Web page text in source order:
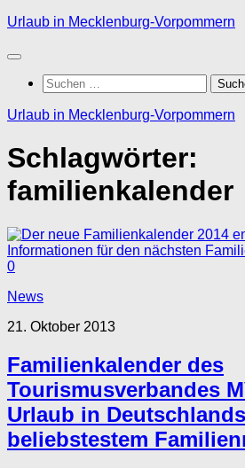
Zum
springen
Urlaub in Mecklenburg-Vorpommern
Suchen
nach:
Urlaub in Mecklenburg-Vorpommern
Schlagwörter:
familienkalender
0
News
21. Oktober 2013
Familienkalender des
Tourismusverbandes
Urlaub in Deutschlands
beliebstestem